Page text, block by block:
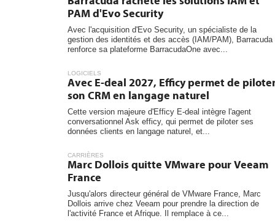
PAM d'Evo Security
Avec l'acquisition d'Evo Security, un spécialiste de la
gestion des identités et des accès (IAM/PAM), Barracuda
renforce sa plateforme BarracudaOne avec...
LOGICIELS
Avec E-deal 2027, Efficy permet de
son CRM en langage naturel
Cette version majeure d'Efficy E-deal intègre l'agent
conversationnel Ask efficy, qui permet de piloter ses
données clients en langage naturel, et...
CARRIÈRES
Marc Dollois quitte VMware pour Veeam
France
Jusqu'alors directeur général de VMware France, Marc
Dollois arrive chez Veeam pour prendre la direction de
l'activité France et Afrique. Il remplace à ce...